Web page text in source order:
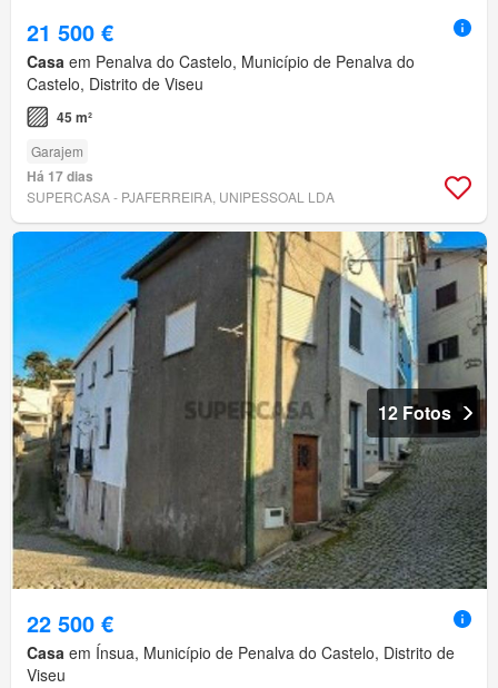
21 500 €
Casa em Penalva do Castelo, Município de Penalva do
Castelo, Distrito de Viseu
45 m²
Garajem
Há 17 dias
SUPERCASA - PJAFERREIRA, UNIPESSOAL LDA
12 Fotos
22 500 €
Casa em Ínsua, Município de Penalva do Castelo, Distrito de
Viseu